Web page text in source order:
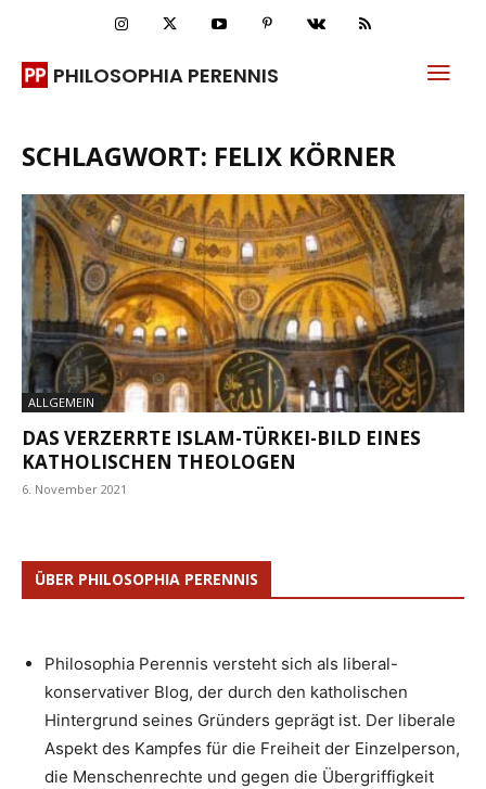
PHILOSOPHIA PERENNIS
SCHLAGWORT: FELIX KÖRNER
ALLGEMEIN
DAS VERZERRTE ISLAM-TÜRKEI-BILD EINES
KATHOLISCHEN THEOLOGEN
6. November 2021
ÜBER PHILOSOPHIA PERENNIS
Philosophia Perennis versteht sich als liberal-
konservativer Blog, der durch den katholischen
Hintergrund seines Gründers geprägt ist. Der liberale
Aspekt des Kampfes für die Freiheit der Einzelperson,
die Menschenrechte und gegen die Übergriffigkeit